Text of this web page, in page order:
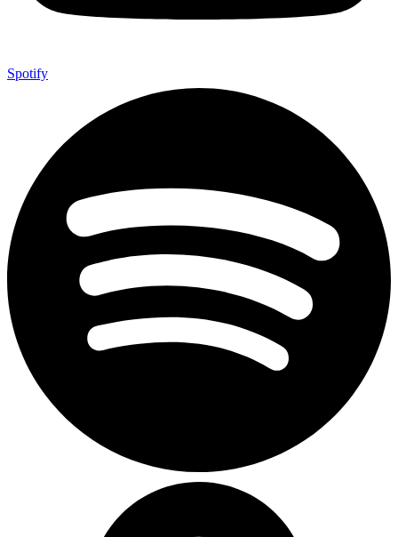
Spotify